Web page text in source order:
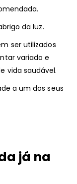
da luz.
ser utilizados
variado e
vida saudável.
a um dos seus
já na